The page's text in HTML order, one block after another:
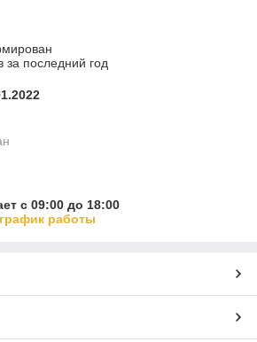
за последний год
с 09:00 до 18:00
работы